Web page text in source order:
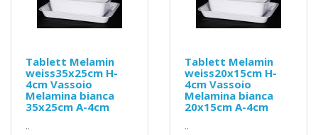
Tablett Melamin
weiss35x25cm H-
4cm Vassoio
Melamina bianca
35x25cm A-4cm
..
Tablett Melamin
weiss20x15cm H-
4cm Vassoio
Melamina bianca
20x15cm A-4cm
..